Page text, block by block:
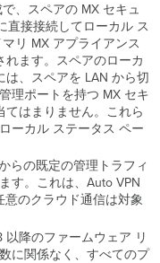
、スペアの MX セキュ
直接接続してローカル ス
リ MX アプライアンス
ます。スペアのローカ
、スペアを LAN から切
理ポートを持つ MX セキ
てはまりません。これら
ーカル ステータス ペー
らの既定の管理トラフィ
す。これは、Auto VPN
意のクラウド通信は対象
以降のファームウェア リ
に関係なく、すべてのプ